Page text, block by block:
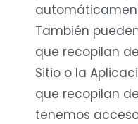
También
que recopilan
Sitio o la
que recopilan
tenemos